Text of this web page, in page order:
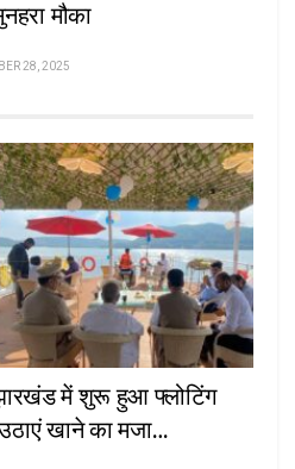
मौका
28, 2025
में शुरू हुआ फ्लोटिंग
खाने का मजा…